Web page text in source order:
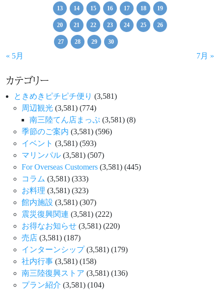
13 14 15 16 17 18 19
20 21 22 23 24 25 26
27 28 29 30
« 5月 7月 »
カテゴリー
ときめきピチピチ便り (3,581)
周辺観光 (3,581) (774)
南三陸てん店まっぷ (3,581) (8)
季節のご案内 (3,581) (596)
イベント (3,581) (593)
マリンパル (3,581) (507)
For Overseas Customers (3,581) (445)
コラム (3,581) (333)
お料理 (3,581) (323)
館内施設 (3,581) (307)
震災復興関連 (3,581) (222)
お得なお知らせ (3,581) (220)
売店 (3,581) (187)
インターンシップ(3,581) (179)
社内行事 (3,581) (158)
南三陸復興ストア (3,581) (136)
プラン紹介 (3,581) (104)